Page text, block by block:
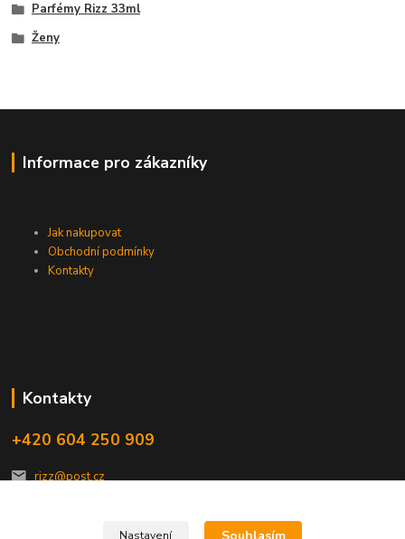
Parfémy Rizz 33ml
Ženy
Informace pro zákazníky
Jak nakupovat
Obchodní podmínky
Kontakty
Kontakty
+420 604 250 909
rizz@post.cz
Nastavení